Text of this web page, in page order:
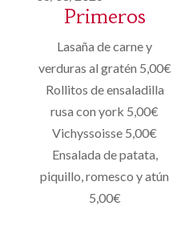
Primeros
Lasaña de carne y
verduras al gratén 5,00€
Rollitos de ensaladilla
rusa con york 5,00€
Vichyssoisse 5,00€
Ensalada de patata,
piquillo, romesco y atún
5,00€